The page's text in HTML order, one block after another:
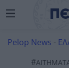
Pelop News -
#